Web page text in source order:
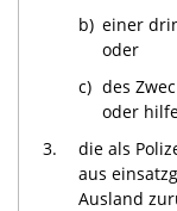
b) einer
oder
c) des
oder
3.
die als
aus
Ausland